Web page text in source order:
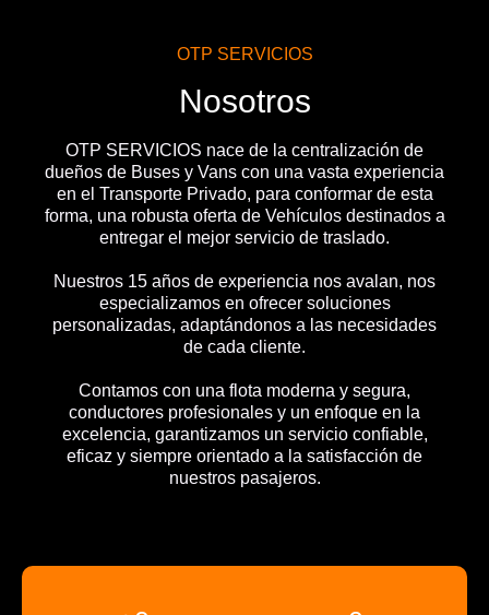
OTP SERVICIOS
Nosotros
OTP SERVICIOS nace de la centralización de
dueños de Buses y Vans con una vasta experiencia
en el Transporte Privado, para conformar de esta
forma, una robusta oferta de Vehículos destinados a
entregar el mejor servicio de traslado.
Nuestros 15 años de experiencia nos avalan, nos
especializamos en ofrecer soluciones
personalizadas, adaptándonos a las necesidades
de cada cliente.
Contamos con una flota moderna y segura,
conductores profesionales y un enfoque en la
excelencia, garantizamos un servicio confiable,
eficaz y siempre orientado a la satisfacción de
nuestros pasajeros.